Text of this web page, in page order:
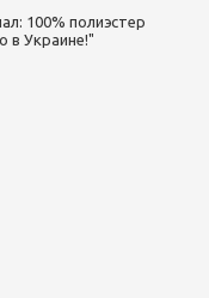
100% полиэстер
в Украине!"